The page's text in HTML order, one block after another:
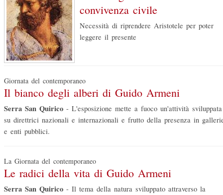
convivenza civile
Necessità di riprendere Aristotele per poter
leggere il presente
Giornata del contemporaneo
Il bianco degli alberi di Guido Armeni
Serra San Quirico - L'esposizione mette a fuoco un'attività sviluppata
su direttrici nazionali e internazionali e frutto della presenza in
e enti pubblici.
La Giornata del contemporaneo
Le radici della vita di Guido Armeni
Serra San Quirico - Il tema della natura sviluppato attraverso la